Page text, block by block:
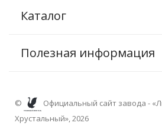
Каталог
Полезная информация
©
Официальный сайт завода -
Хрустальный», 2026